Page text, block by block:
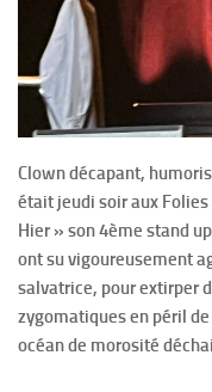
Clown décapant,
était jeudi soir aux
Hier » son 4ème stand
ont su vigoureusement
salvatrice, pour extirper
zygomatiques en péril de
océan de morosité